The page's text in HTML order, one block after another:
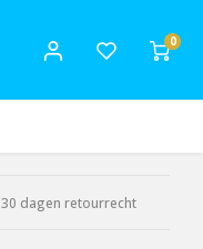
0
30 dagen retourrecht